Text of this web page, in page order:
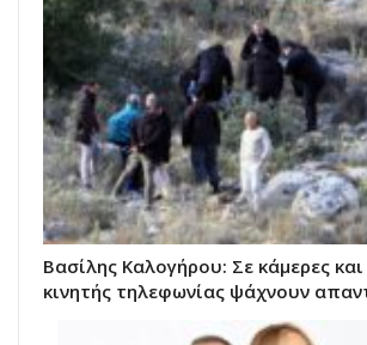
Βασίλης Καλογήρου: Σε κάμερες και
κινητής τηλεφωνίας ψάχνουν